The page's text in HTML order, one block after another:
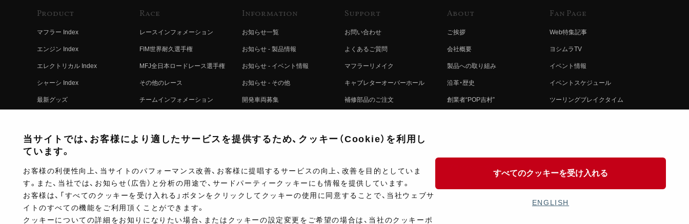
Product
マフラー Index
エンジン Index
エレクトリカル Index
シャーシ Index
最新グッズ
コンプリート
Race
レースインフォメーション
FIM世界耐久選手権
MFJ全日本ロードレース選手権
その他のレース
チームインフォメーション
レースムービー
Information
お知らせ一覧
お知らせ - 製品情報
お知らせ - イベント情報
お知らせ - その他
開発車両募集
注文方法
Support
お問い合わせ
よくあるご質問
マフラーリメイク
キャブレターオーバーホール
補修部品のご注文
製品に関する重要なお知らせ
ポイントについて
ショップ情報
製品マニュアル検索
About
ご挨拶
会社概要
製品への取り組み
沿革・歴史
創業者“POP吉村”
Fan Page
Web特集記事
ヨシムラTV
イベント情報
イベントスケジュール
ツーリングブレイクタイム
当サイトでは、お客様により適したサービスを提供するため、クッキー（Cookie）を利用し
ています。
お客様の利便性向上、当サイトのパフォーマンス改善、お客様に提唱するサービスの向上、改善を目的としていま
す。また、当社では、お知らせ（広告）と分析の用途で、サードパーティークッキーにも情報を提供しています。
お客様は、「すべてのクッキーを受け入れる」ボタンをクリックしてクッキーの使用に同意することで、当社ウェブサ
イトのすべての機能をご利用頂くことができます。
クッキーについての詳細をお知りになりたい場合、またはクッキーの設定変更をご希望の場合は、当社のクッキーポ
すべてのクッキーを受け入れる
ENGLISH